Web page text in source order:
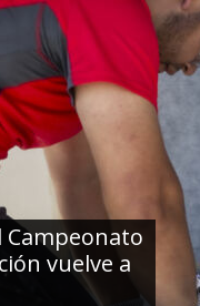
Campeonato
vuelve a